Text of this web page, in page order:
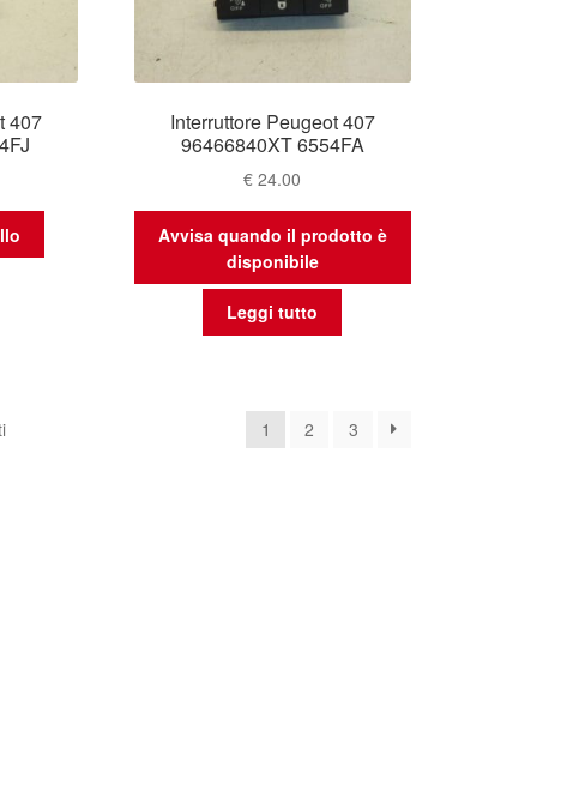
407
Interruttore Peugeot 407
96466840XT 6554FA
€ 24.00
Avvisa quando il prodotto è
disponibile
Leggi tutto
Ordina
1 2 3